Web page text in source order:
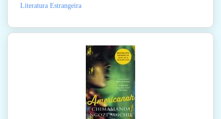
Literatura Estrangeira